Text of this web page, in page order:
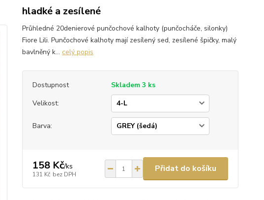
hladké a zesílené
Průhledné 20denierové punčochové kalhoty (punčocháče, silonky)
Fiore Lili. Punčochové kalhoty mají zesílený sed, zesílené špičky, malý
bavlněný k... celý popis
Dostupnost
Skladem 3 ks
Velikost:
Barva:
158 Kč/ks
131 Kč bez DPH
Přidat do košíku